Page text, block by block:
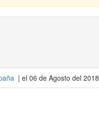
| el 06 de Agosto del 2018